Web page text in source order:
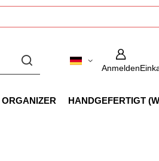
Anmelden
HANDGEFERTIGT